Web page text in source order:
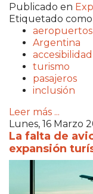
Publicado en
Etiquetado como
aeropuertos
Argentina
accesibilidad
turismo
pasajeros
inclusión
Leer más ...
Lunes, 16 Marzo
La falta de
expansión